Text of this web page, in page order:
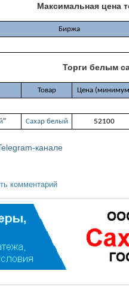
Максимальная цена
Биржа
Торги белым
Товар
Цена
" Сахар белый 52100
канале
комментарий